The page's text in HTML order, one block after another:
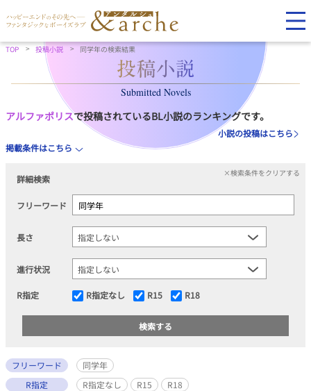
TOP 投稿小説 同学年の検索結果
Submitted Novels
アルファポリスで投稿されているBL小説のランキングです。
小説の投稿はこちら
掲載条件はこちら
詳細検索
×検索条件をクリアする
フリーワード
長さ
進行状況
R指定 R指定なし R15 R18
フリーワード
同学年
R指定
R指定なし R15 R18